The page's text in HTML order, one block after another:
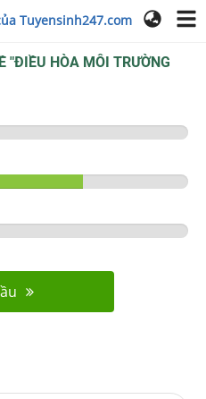
Tuyensinh247.com
"ĐIỀU HÒA MÔI TRƯỜNG